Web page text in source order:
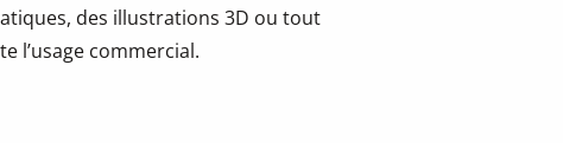
des illustrations 3D ou tout
l’usage commercial.